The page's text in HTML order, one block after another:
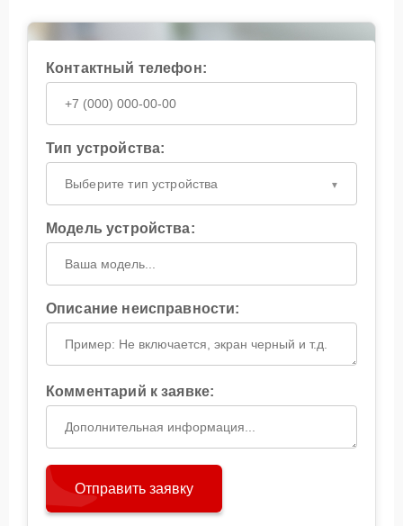
Контактный телефон:
Тип устройства:
Выберите тип устройства
Модель устройства:
Описание неисправности:
Комментарий к заявке:
Отправить заявку